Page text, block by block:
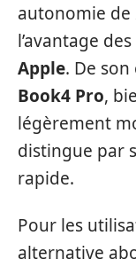
autonomie de
l’avantage
Apple. De son
Book4 Pro,
légèrement
distingue par
rapide.
Pour les
alternative